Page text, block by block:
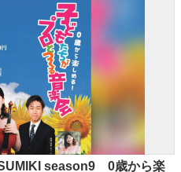
season9 0歳から楽